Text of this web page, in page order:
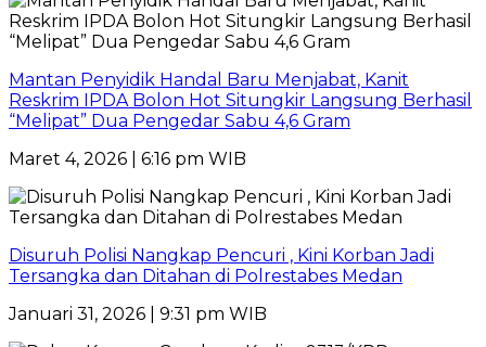
Mantan Penyidik Handal Baru Menjabat, Kanit
Reskrim IPDA Bolon Hot Situngkir Langsung Berhasil
“Melipat” Dua Pengedar Sabu 4,6 Gram
Maret 4, 2026 | 6:16 pm WIB
Disuruh Polisi Nangkap Pencuri , Kini Korban Jadi
Tersangka dan Ditahan di Polrestabes Medan
Januari 31, 2026 | 9:31 pm WIB